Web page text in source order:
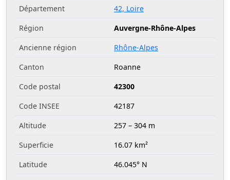
Département
42, Loire
Région
Auvergne-Rhône-Alpes
Ancienne région
Rhône-Alpes
Canton
Roanne
Code postal
42300
Code INSEE
42187
Altitude
257 – 304 m
Superficie
16.07 km²
Latitude
46.045° N